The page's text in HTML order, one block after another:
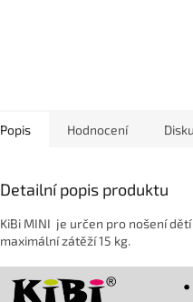
Popis Hodnocení
Detailní popis produktu
KiBi MINI je určen pro nošení
maximální zátěží 15 kg.